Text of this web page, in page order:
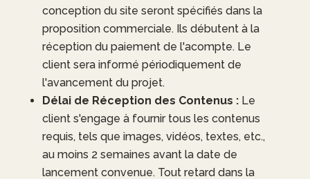
conception du site seront spécifiés dans la
proposition commerciale. Ils débutent à la
réception du paiement de l'acompte. Le
client sera informé périodiquement de
l'avancement du projet.
Délai de Réception des Contenus :Le
client s'engage à fournir tous les contenus
requis, tels que images, vidéos, textes, etc.,
au moins 2 semaines avant la date de
lancement convenue. Tout retard dans la